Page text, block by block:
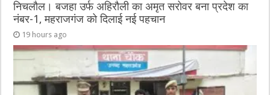
निचलौल। बजहा उर्फ अहिरौली का अमृत सरोवर बना प्रदेश का
नंबर-1, महराजगंज को दिलाई नई पहचान
19 hours ago